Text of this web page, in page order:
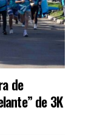
de
de 3K